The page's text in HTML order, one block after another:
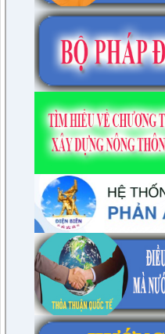
Đề xuất nội dung giám sát
lượt xem: 4932 | lượt tải:1314